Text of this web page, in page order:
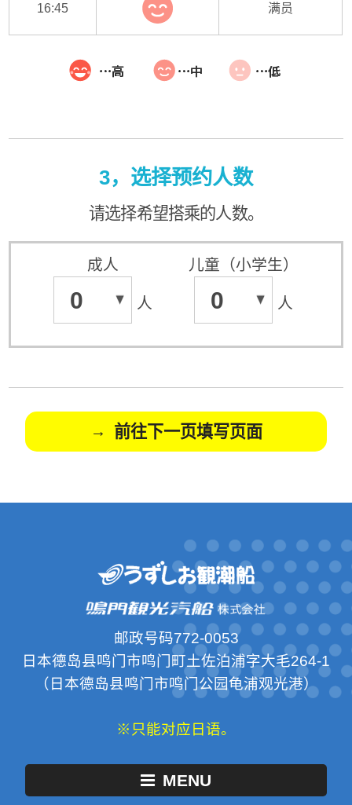
16:45 满员
3，选择预约人数
请选择希望搭乘的人数。
成人
0 人
儿童（小学生）
0 人
前往下一页填写页面
邮政号码772-0053
日本德岛县鸣门市鸣门町土佐泊浦字大毛264-1
（日本德岛县鸣门市鸣门公园龟浦观光港）
※只能对应日语。
MENU